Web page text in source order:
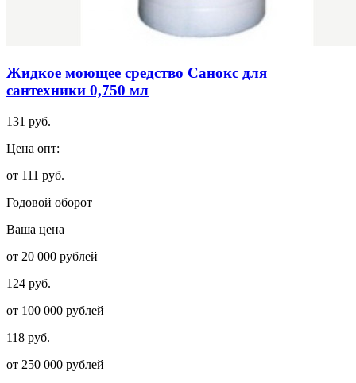
Жидкое моющее средство Санокс для
сантехники 0,750 мл
131 руб.
Цена опт:
от 111 руб.
Годовой оборот
Ваша цена
от 20 000 рублей
124 руб.
от 100 000 рублей
118 руб.
от 250 000 рублей